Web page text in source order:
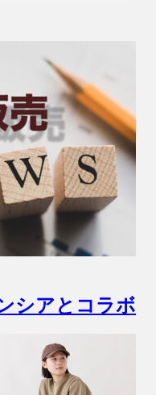
シアとコラボ